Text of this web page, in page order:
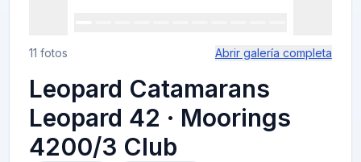
11 fotos Abrir galería completa
Leopard Catamarans
Leopard 42 · Moorings
4200/3 Club